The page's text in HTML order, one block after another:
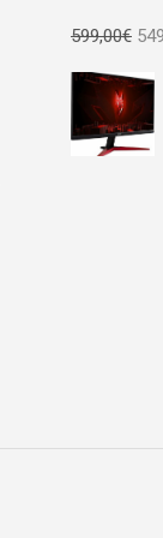
599,00€ Le
initial